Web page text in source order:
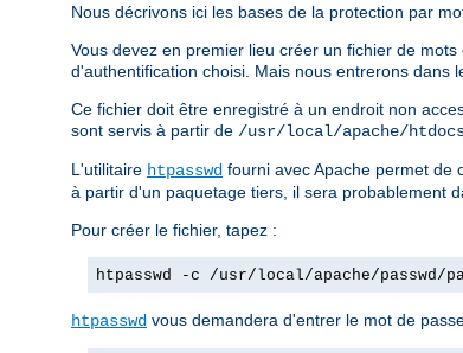
Nous décrivons ici les bases de la protection par
Vous devez en premier lieu créer un fichier de
d'authentification choisi. Mais nous entrerons dans
Ce fichier doit être enregistré à un endroit non
sont servis à partir de /usr/local/apache/
L'utilitaire htpasswd fourni avec Apache permet de
à partir d'un paquetage tiers, il sera probablement
Pour créer le fichier, tapez :
htpasswd -c /usr/local/apache/passwd/
htpasswd vous demandera d'entrer le mot de